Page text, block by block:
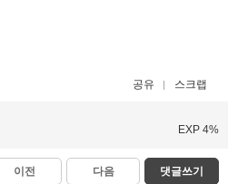
공유 스크랩
EXP 4%
이전 다음 댓글쓰기